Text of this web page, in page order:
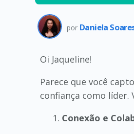
por Daniela
Oi Jaqueline!
Parece que você
confiança como
Conexão e